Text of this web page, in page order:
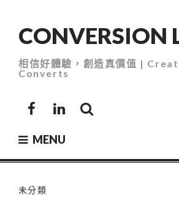
contentCONVERSION
相信好體驗，創造真價值 |
Converts
FacebookLinkedIn
MENU
未分類